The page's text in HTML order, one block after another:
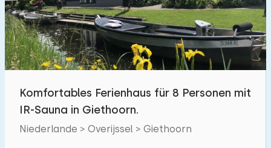
Schwimmbad 1700 +
Eingezäunter Garten 600 +
Haustierfrei 1800 +
Ladestation Auto
Komfortables Ferienhaus für 8 Personen mit
IR-Sauna in Giethoorn.
Niederlande > Overijssel > Giethoorn